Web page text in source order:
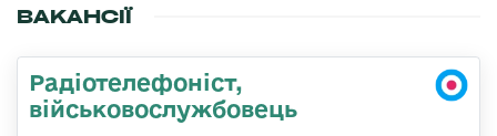
ВАКАНСІЇ
Радіотелефоніст,
військовослужбовець